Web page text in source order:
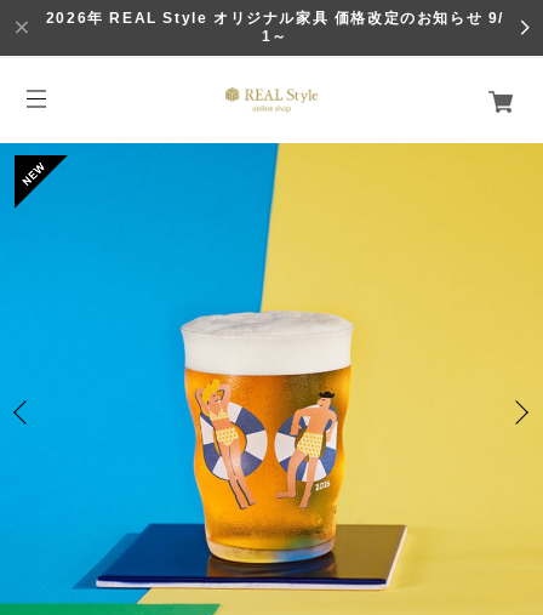
2026年 REAL Style オリジナル家具 価格改定のお知らせ 9/
1～